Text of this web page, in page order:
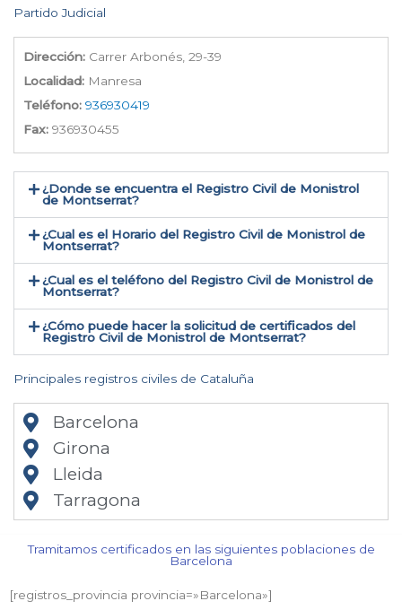
Partido Judicial
Dirección: Carrer Arbonés, 29-39
Localidad: Manresa
Teléfono: 936930419
Fax: 936930455
¿Donde se encuentra el Registro Civil de Monistrol
de Montserrat​?
¿Cual es el Horario del Registro Civil de Monistrol de
Montserrat?
¿Cual es el teléfono del Registro Civil de Monistrol de
Montserrat​?
¿Cómo puede hacer la solicitud de certificados del
Registro Civil de Monistrol de Montserrat​?
Principales registros civiles de Cataluña
Barcelona
Girona
Lleida
Tarragona
Tramitamos certificados en las siguientes poblaciones de
Barcelona​
[registros_provincia provincia=»Barcelona​»]